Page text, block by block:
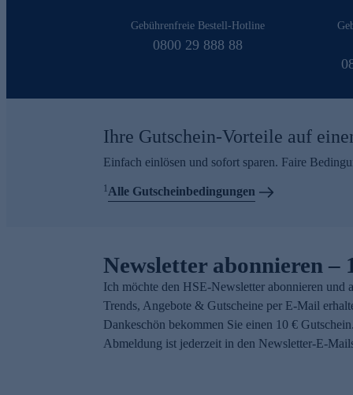
Gebührenfreie Bestell-Hotline
0800 29 888 88
Ihre Gutschein-Vorteile auf
Einfach einlösen und sofort sparen. Faire
1Alle Gutscheinbedingungen
Newsletter abonnieren –
Ich möchte den HSE-Newsletter abonnieren und
Trends, Angebote & Gutscheine per E-Mail
Dankeschön bekommen Sie einen 10 €
Abmeldung ist jederzeit in den Newsletter-E-